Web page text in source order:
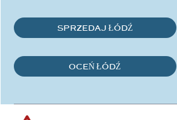
SPRZEDAJ ŁÓDŹ
OCEŃ ŁÓDŹ